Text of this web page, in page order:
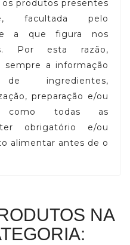
produtos presentes
facultada pelo
e a que figura nos
Por esta razão,
sempre a informação
ingredientes,
preparação e/ou
como todas as
obrigatório e/ou
alimentar antes de o
NA